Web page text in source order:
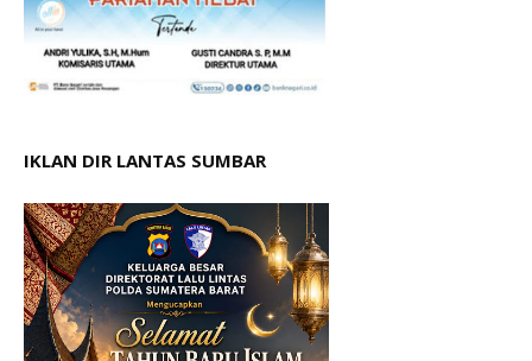
IKLAN DIR LANTAS SUMBAR